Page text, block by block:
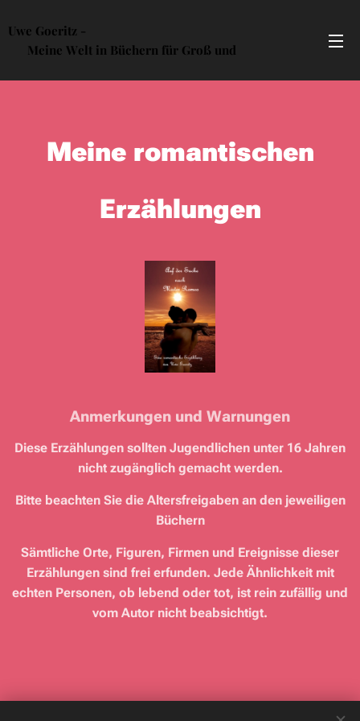
Uwe Goeritz -
Meine Welt in Büchern für Groß und
Meine romantischen
Erzählungen
Anmerkungen und Warnungen
Diese Erzählungen sollten Jugendlichen unter 16 Jahren
nicht zugänglich gemacht werden.
Bitte beachten Sie die Altersfreigaben an den jeweiligen
Büchern
Sämtliche Orte, Figuren, Firmen und Ereignisse dieser
Erzählungen sind frei erfunden. Jede Ähnlichkeit mit
echten Personen, ob lebend oder tot, ist rein zufällig und
vom Autor nicht beabsichtigt.